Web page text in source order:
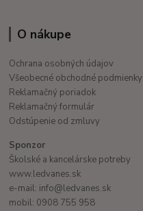
O nákupe
Ochrana osobných údajov
Všeobecné obchodné podmienky
Reklamačný poriadok
Reklamačný formulár
Odstúpenie od zmluvy
Sponzor
Školské a kancelárske potreby
www.ledvanes.sk
e-mail: info@ledvanes.sk
mobil: 0908 755 958